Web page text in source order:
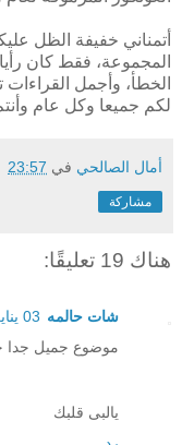
أتمناني خفيفة الظل
المجموعة، فقط كان
الخطأ، وأجمل
لكم جميعا وكل عام
أمال الصالحي في 23:57
مشاركة
هناك 19 تعليقًا:
شات حالمه 03 يناير, 2015 10:07
موضوع جميل جدا
يالبى قلبك